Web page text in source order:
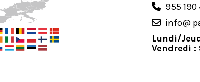
955 190
info@
Lundi/
Vendredi :